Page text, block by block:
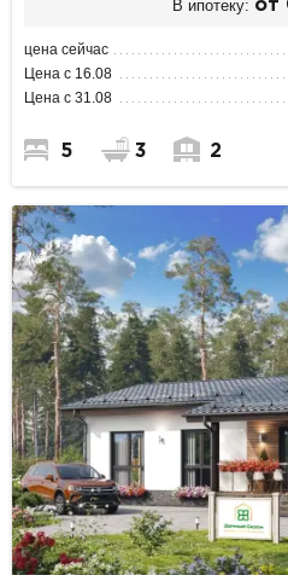
В ипотеку: от
цена сейчас
Цена с 16.08
Цена с 31.08
5 3 2